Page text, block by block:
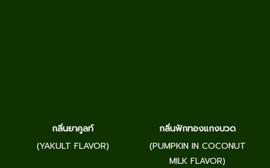
กลิ่นยาคูลท์
(YAKULT FLAVOR)
กลิ่นฟักทองแกงบวด
(PUMPKIN IN COCONUT
MILK FLAVOR)